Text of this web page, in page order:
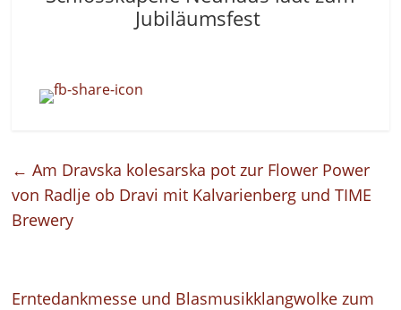
Jubiläumsfest
← Am Dravska kolesarska pot zur Flower Power
von Radlje ob Dravi mit Kalvarienberg und TIME
Brewery
Erntedankmesse und Blasmusikklangwolke zum